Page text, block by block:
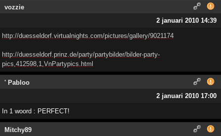
vozzie
2 januari 2010 14:39
http://duesseldorf.virtualnights.com/pictures/gallery/9021174
http://duesseldorf.prinz.de/party/partybilder/bilder-party-
pics,412598,1,VnPartypics.html
' Pabloo
2 januari 2010 17:00
In 1 woord : PERFECT!
Mitchy89